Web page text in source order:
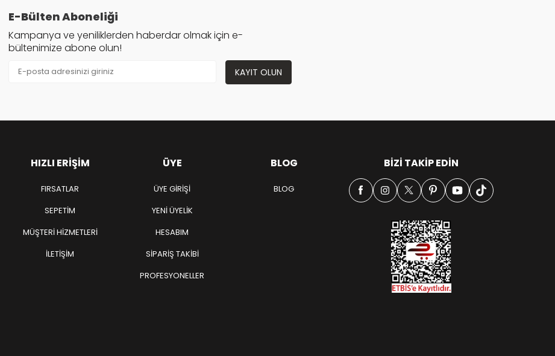
E-Bülten Aboneliği
Kampanya ve yeniliklerden haberdar olmak için e-
bültenimize abone olun!
KAYIT OLUN
HIZLI ERIŞIM
FIRSATLAR
SEPETIM
MÜŞTERI HIZMETLERI
İLETIŞIM
ÜYE
ÜYE GIRIŞI
YENI ÜYELIK
HESABIM
SIPARIŞ TAKIBI
PROFESYONELLER
BLOG
BLOG
BIZI TAKIP EDIN